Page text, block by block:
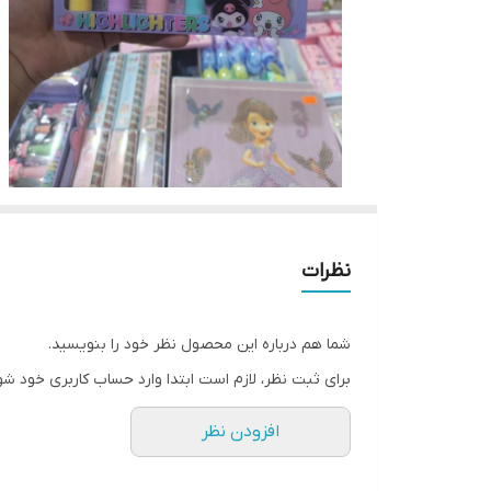
نظرات
شما هم درباره این محصول نظر خود را بنویسید.
برای ثبت نظر، لازم است ابتدا وارد حساب کاربری خود
افزودن نظر